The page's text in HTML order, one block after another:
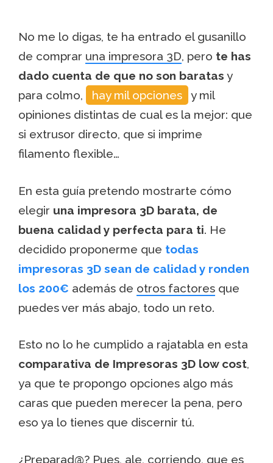
No me lo digas, te ha entrado el gusanillo
de comprar una impresora 3D, pero te has
dado cuenta de que no son baratas y
para colmo,
hay mil opciones
y mil
opiniones distintas de cual es la mejor: que
si extrusor directo, que si imprime
filamento flexible…
En esta guía pretendo mostrarte cómo
elegir una impresora 3D barata, de
buena calidad y perfecta para ti. He
decidido proponerme que todas
impresoras 3D sean de calidad y ronden
los 200€ además de otros factores que
puedes ver más abajo, todo un reto.
Esto no lo he cumplido a rajatabla en esta
comparativa de Impresoras 3D low cost,
ya que te propongo opciones algo más
caras que pueden merecer la pena, pero
eso ya lo tienes que discernir tú.
¿Preparad@? Pues, ale, corriendo, que es